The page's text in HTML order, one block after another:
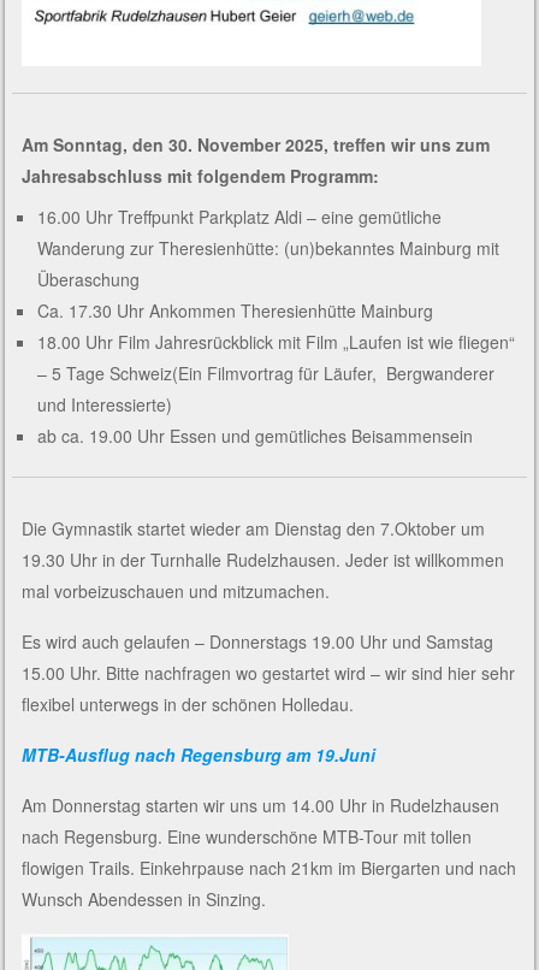
Am Sonntag, den 30. November 2025, treffen wir uns zum
Jahresabschluss mit folgendem Programm:
16.00 Uhr Treffpunkt Parkplatz Aldi – eine gemütliche
Wanderung zur Theresienhütte: (un)bekanntes Mainburg mit
Überaschung
Ca. 17.30 Uhr Ankommen Theresienhütte Mainburg
18.00 Uhr Film Jahresrückblick mit Film „Laufen ist wie fliegen“
– 5 Tage Schweiz(Ein Filmvortrag für Läufer, Bergwanderer
und Interessierte)
ab ca. 19.00 Uhr Essen und gemütliches Beisammensein
Die Gymnastik startet wieder am Dienstag den 7.Oktober um
19.30 Uhr in der Turnhalle Rudelzhausen. Jeder ist willkommen
mal vorbeizuschauen und mitzumachen.
Es wird auch gelaufen – Donnerstags 19.00 Uhr und Samstag
15.00 Uhr. Bitte nachfragen wo gestartet wird – wir sind hier sehr
flexibel unterwegs in der schönen Holledau.
MTB-Ausflug nach Regensburg am 19.Juni
Am Donnerstag starten wir uns um 14.00 Uhr in Rudelzhausen
nach Regensburg. Eine wunderschöne MTB-Tour mit tollen
flowigen Trails. Einkehrpause nach 21km im Biergarten und nach
Wunsch Abendessen in Sinzing.